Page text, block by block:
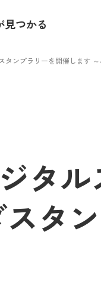
見つかる
タンプラリーを開催します
タ
タ